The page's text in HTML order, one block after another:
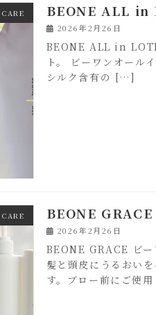
BEONE ALL in
2026年2月26日
BEONE ALL in
ト。 ビーワンオール
シルク含有の […]
BEONE
2026年2月26日
BEONE GRACE ビ
髪と頭皮にうるおい
す。ブロー前にご使